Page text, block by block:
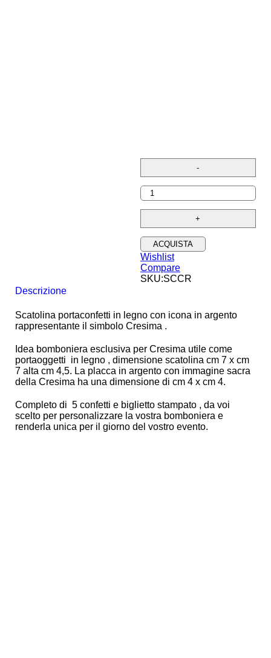
ACQUISTA
Wishlist
Compare
SKU:SCCR
Descrizione
Scatolina portaconfetti in legno con icona in argento
rappresentante il simbolo Cresima .
Idea bomboniera esclusiva per Cresima utile come
portaoggetti in legno , dimensione scatolina cm 7 x cm
7 alta cm 4,5. La placca in argento con immagine sacra
della Cresima ha una dimensione di cm 4 x cm 4.
Completo di 5 confetti e biglietto stampato , da voi
scelto per personalizzare la vostra bomboniera e
renderla unica per il giorno del vostro evento.